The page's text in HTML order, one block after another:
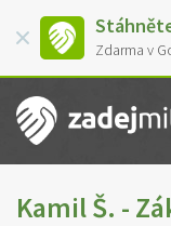
Zdarma v
Kamil Š. -